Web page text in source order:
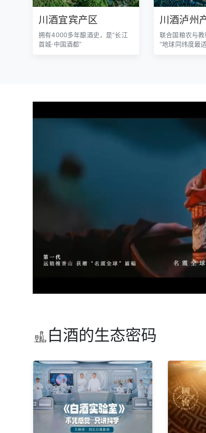
川酒宜宾产区
拥有4000多年酿酒史，是“长江
首城·中国酒都”
川酒泸州
联合国粮农与
“地球同纬度最
白酒的生态密码